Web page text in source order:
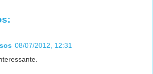
08/07/2012, 12:31